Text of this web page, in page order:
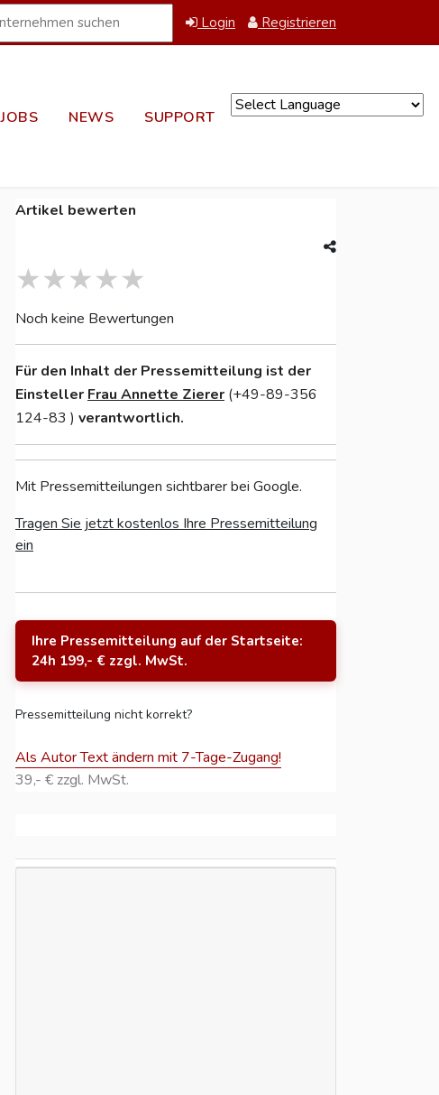
Login Registrieren
JOBS NEWS SUPPORT
Artikel bewerten
Noch keine Bewertungen
Für den Inhalt der Pressemitteilung ist der
Einsteller Frau Annette Zierer (+49-89-356
124-83 ) verantwortlich.
Mit Pressemitteilungen sichtbarer bei Google.
Tragen Sie jetzt kostenlos Ihre Pressemitteilung
ein
Ihre Pressemitteilung auf der Startseite:
24h 199,- € zzgl. MwSt.
Pressemitteilung nicht korrekt?
Als Autor Text ändern mit 7-Tage-Zugang!
39,- € zzgl. MwSt.